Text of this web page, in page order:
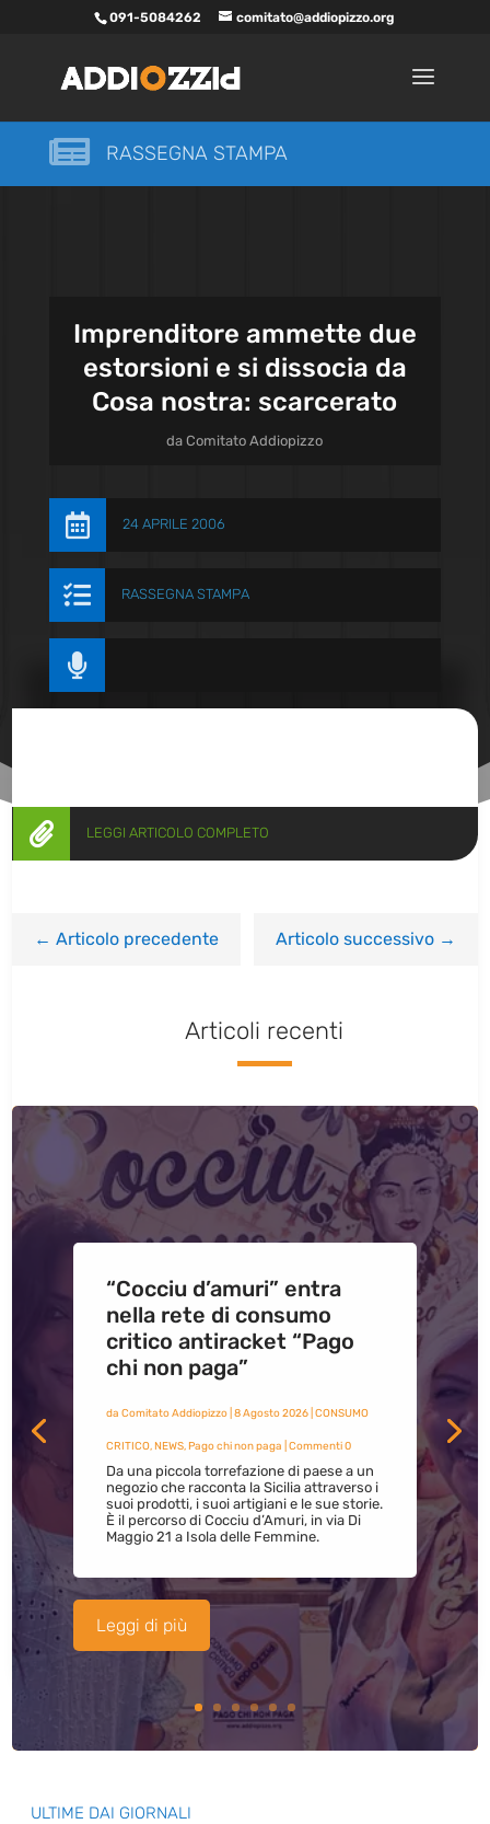
091-5084262 comitato@addiopizzo.org
 RASSEGNA STAMPA
Imprenditore ammette due
estorsioni e si dissocia da
Cosa nostra: scarcerato
daComitato Addiopizzo
 24 APRILE 2006
 RASSEGNA STAMPA

 LEGGI ARTICOLO COMPLETO
←Articolo precedente Articolo successivo→
Articoli recenti
“Cocciu d’amuri” entra
nella rete di consumo
critico antiracket “Pago
chi non paga”
da Comitato Addiopizzo| 8 Agosto 2026| CONSUMO
CRITICO,NEWS,Pago chi non paga | Commenti 0
Da una piccola torrefazione di paese a un
negozio che racconta la Sicilia attraverso i
suoi prodotti, i suoi artigiani e le sue storie.
È il percorso di Cocciu d’Amuri, in via Di
Maggio 21 a Isola delle Femmine.
Leggi di più
ULTIME DAI GIORNALI